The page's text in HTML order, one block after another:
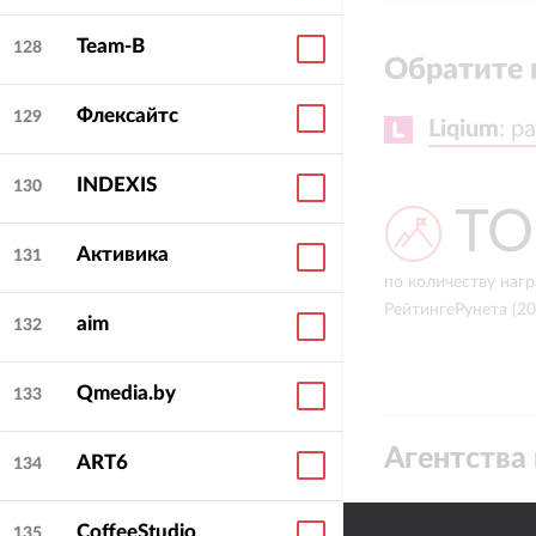
128 Team-B
129 Флексайтс
130 INDEXIS
131 Активика
132 aim
133 Qmedia.by
134 ART6
Обратите
Liqium:
Liqium:
ТОП-5
по количеству
РейтингеРунета
Агентства